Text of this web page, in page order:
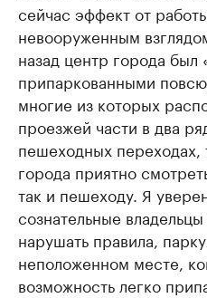
сейчас эффект от
невооруженным
назад центр города был
припаркованными
многие из которых
проезжей части в два
пешеходных переходах,
города приятно
так и пешеходу. Я
сознательные
нарушать правила,
неположенном месте,
возможность легко